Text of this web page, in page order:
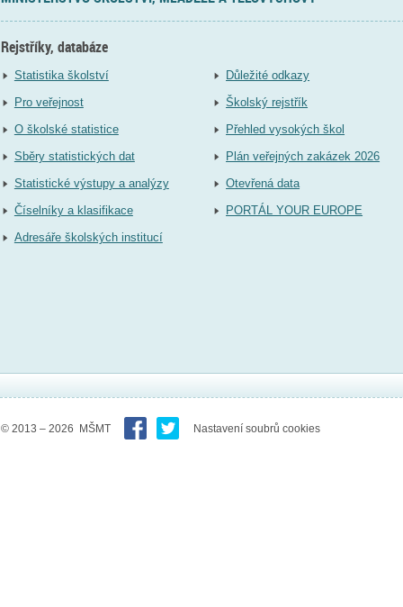
Rejstříky, databáze
Statistika školství
Pro veřejnost
O školské statistice
Sběry statistických dat
Statistické výstupy a analýzy
Číselníky a klasifikace
Adresáře školských institucí
Důležité odkazy
Školský rejstřík
Přehled vysokých škol
Plán veřejných zakázek 2026
Otevřená data
PORTÁL YOUR EUROPE
© 2013 – 2026 MŠMT Nastavení soubrů cookies